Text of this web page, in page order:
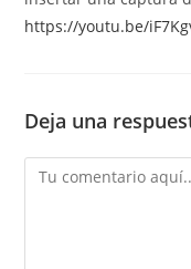
https://youtu.be/
Deja una
Comentario